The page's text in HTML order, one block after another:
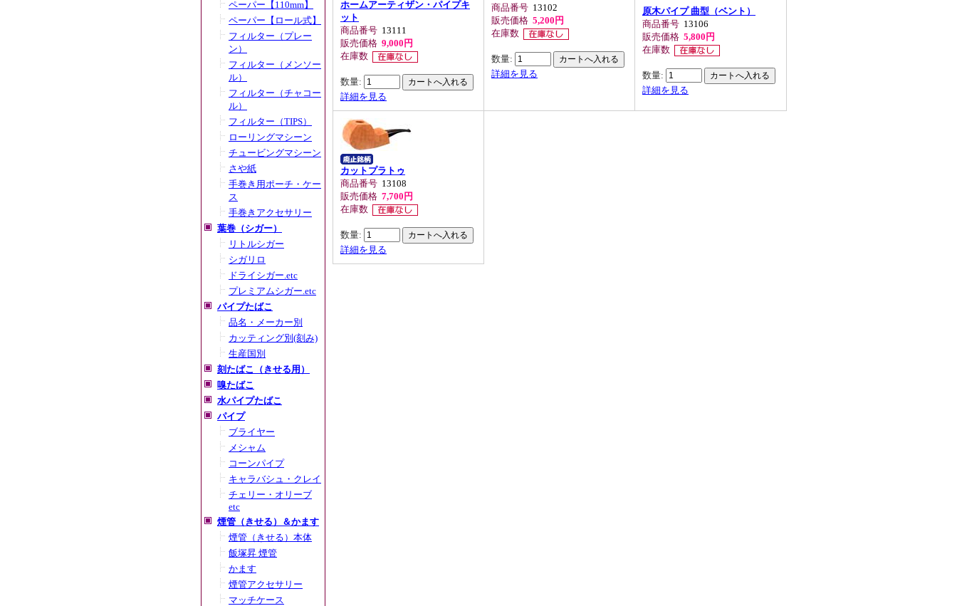
ペーパー【110mm】
ペーパー【ロール式】
フィルター（プレー
ン）
フィルター（メンソー
ル）
フィルター（チャコー
ル）
フィルター（TIPS）
ローリングマシーン
チュービングマシーン
さや紙
手巻き用ポーチ・ケー
ス
手巻きアクセサリー
葉巻（シガー）
リトルシガー
シガリロ
ドライシガー.etc
プレミアムシガー.etc
パイプたばこ
品名・メーカー別
カッティング別(刻み)
生産国別
刻たばこ（きせる用）
嗅たばこ
水パイプたばこ
パイプ
ブライヤー
メシャム
コーンパイプ
キャラバシュ・クレイ
チェリー・オリーブ
etc
煙管（きせる）＆かます
煙管（きせる）本体
飯塚昇 煙管
かます
煙管アクセサリー
マッチケース
ホームアーティザン・パイプキ
ット
商品番号 13111
販売価格 9,000円
在庫数
数量:
詳細を見る
商品番号 13102
販売価格 5,200円
在庫数
数量:
詳細を見る
原木パイプ 曲型（ベント）
商品番号 13106
販売価格 5,800円
在庫数
数量:
詳細を見る
カットプラトゥ
商品番号 13108
販売価格 7,700円
在庫数
数量:
詳細を見る